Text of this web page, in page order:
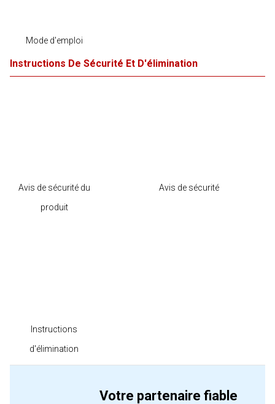
Mode d'emploi
Instructions De Sécurité Et D'élimination
Avis de sécurité du
produit
Avis de sécurité
Instructions
d'élimination
Votre partenaire fiable